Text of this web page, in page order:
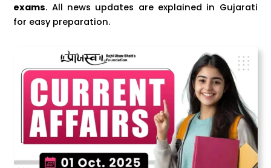
exams. All news updates are explained in Gujarati
for easy preparation.